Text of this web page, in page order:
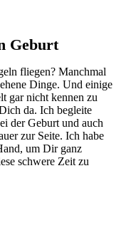
Geburt
fliegen? Manchmal
Dinge. Und einige
gar nicht kennen zu
da. Ich begleite
der Geburt und auch
zur Seite. Ich habe
um Dir ganz
schwere Zeit zu